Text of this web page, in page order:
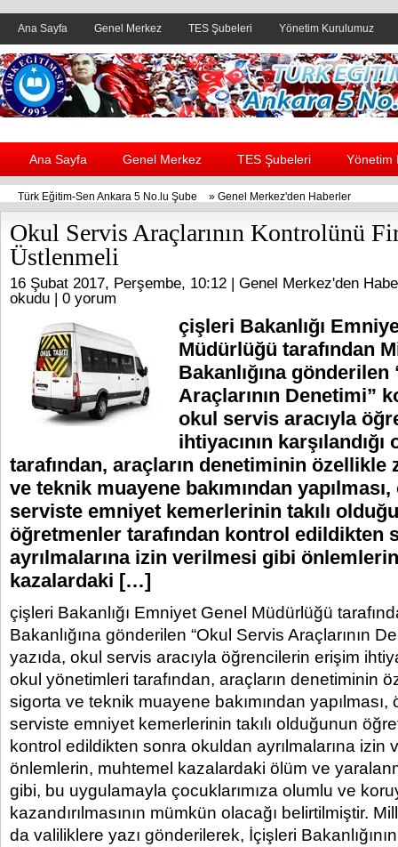
Ana Sayfa Genel Merkez TES Şubeleri Yönetim Kurulumuz
Header yanı reklam alanı
Ana Sayfa Genel Merkez TES Şubeleri Yönetim
Türk Eğitim-Sen Ankara 5 No.lu Şube » Genel Merkez'den Haberler
Okul Servis Araçlarının Kontrolünü
Üstlenmeli
16 Şubat 2017, Perşembe, 10:12 | Genel Merkez'den
okudu | 0 yorum
çişleri Bakanlığı
Müdürlüğü tarafından
Bakanlığına
Araçlarının Denetimi”
okul servis aracıyla
ihtiyacının
tarafından, araçların denetiminin
ve teknik muayene bakımından
serviste emniyet kemerlerinin takılı
öğretmenler tarafından kontrol edildikten
ayrılmalarına izin verilmesi gibi
kazalardaki […]
çişleri Bakanlığı Emniyet Genel Müdürlüğü
Bakanlığına gönderilen “Okul Servis Araçlarının
yazıda, okul servis aracıyla öğrencilerin erişim
okul yönetimleri tarafından, araçların denetiminin
sigorta ve teknik muayene bakımından yapılması,
serviste emniyet kemerlerinin takılı olduğunun
kontrol edildikten sonra okuldan ayrılmalarına izin
önlemlerin, muhtemel kazalardaki ölüm ve
gibi, bu uygulamayla çocuklarımıza olumlu ve
kazandırılmasının mümkün olacağı belirtilmiştir.
da valiliklere yazı gönderilerek, İçişleri Bakanlığının